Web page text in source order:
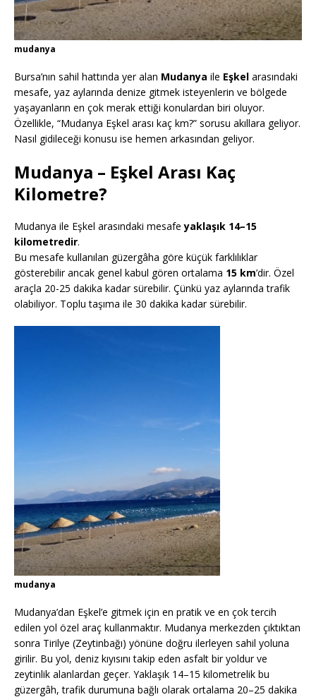
mudanya
Bursa’nın sahil hattında yer alan Mudanya ile Eşkel arasındaki
mesafe, yaz aylarında denize gitmek isteyenlerin ve bölgede
yaşayanların en çok merak ettiği konulardan biri oluyor.
Özellikle, “Mudanya Eşkel arası kaç km?” sorusu akıllara geliyor.
Nasıl gidileceği konusu ise hemen arkasından geliyor.
Mudanya – Eşkel Arası Kaç
Kilometre?
Mudanya ile Eşkel arasındaki mesafeyaklaşık 14–15
kilometredir.
Bu mesafe kullanılan güzergâha göre küçük farklılıklar
gösterebilir ancak genel kabul gören ortalama 15 km’dir. Özel
araçla 20-25 dakika kadar sürebilir. Çünkü yaz aylarında trafik
olabiliyor. Toplu taşıma ile 30 dakika kadar sürebilir.
mudanya
Mudanya’dan Eşkel’e gitmek için en pratik ve en çok tercih
edilen yol özel araç kullanmaktır. Mudanya merkezden çıktıktan
sonra Tirilye (Zeytinbağı) yönüne doğru ilerleyen sahil yoluna
girilir. Bu yol, deniz kıyısını takip eden asfalt bir yoldur ve
zeytinlik alanlardan geçer. Yaklaşık 14–15 kilometrelik bu
güzergâh, trafik durumuna bağlı olarak ortalama 20–25 dakika